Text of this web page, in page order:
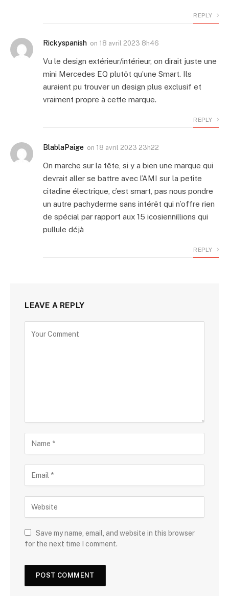
REPLY
Rickyspanish on 18 avril 2023 8h46
Vu le design extérieur/intérieur, on dirait juste une
mini Mercedes EQ plutôt qu’une Smart. Ils
auraient pu trouver un design plus exclusif et
vraiment propre à cette marque.
REPLY
BlablaPaige on 18 avril 2023 23h22
On marche sur la tête, si y a bien une marque qui
devrait aller se battre avec l’AMI sur la petite
citadine électrique, c’est smart, pas nous pondre
un autre pachyderme sans intérêt qui n’offre rien
de spécial par rapport aux 15 icosiennillions qui
pullule déjà
REPLY
LEAVE A REPLY
Save my name, email, and website in this browser
for the next time I comment.